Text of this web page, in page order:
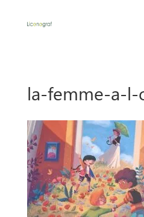
la-femme-a-l-